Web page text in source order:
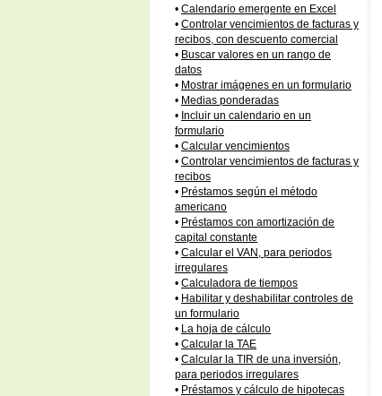
• Calendario emergente en Excel
• Controlar vencimientos de facturas y
recibos, con descuento comercial
• Buscar valores en un rango de
datos
• Mostrar imágenes en un formulario
• Medias ponderadas
• Incluir un calendario en un
formulario
• Calcular vencimientos
• Controlar vencimientos de facturas y
recibos
• Préstamos según el método
americano
• Préstamos con amortización de
capital constante
• Calcular el VAN, para periodos
irregulares
• Calculadora de tiempos
• Habilitar y deshabilitar controles de
un formulario
•
La hoja de cálculo
• Calcular la TAE
• Calcular la TIR de una inversión,
para periodos irregulares
• Préstamos y cálculo de hipotecas